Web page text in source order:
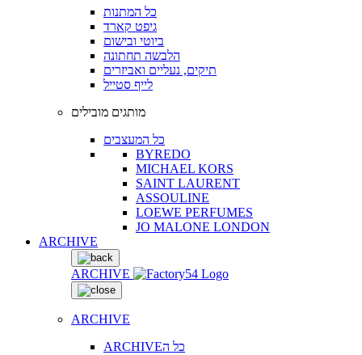
כל המתנות
גיפט קארד
ביוטי ובישום
הלבשה תחתונה
תיקים, נעליים ואביזרים
לייף סטייל
מותגים מובילים
כל המעצבים
BYREDO
MICHAEL KORS
SAINT LAURENT
ASSOULINE
LOEWE PERFUMES
JO MALONE LONDON
ARCHIVE
ARCHIVE
ARCHIVE
ARCHIVEכל ה